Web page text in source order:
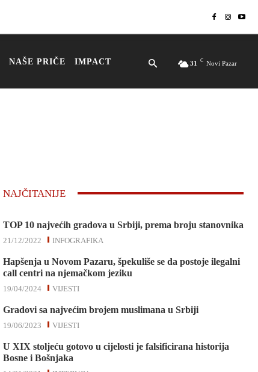
NAŠE PRIČE IMPACT 31 C Novi Pazar
NAJČITANIJE
TOP 10 najvećih gradova u Srbiji, prema broju stanovnika
INFOGRAFIKA
21/12/2022
Hapšenja u Novom Pazaru, špekuliše se da postoje ilegalni
call centri na njemačkom jeziku
VIJESTI
19/04/2024
Gradovi sa najvećim brojem muslimana u Srbiji
VIJESTI
19/06/2023
U XIX stoljeću gotovo u cijelosti je falsificirana historija
Bosne i Bošnjaka